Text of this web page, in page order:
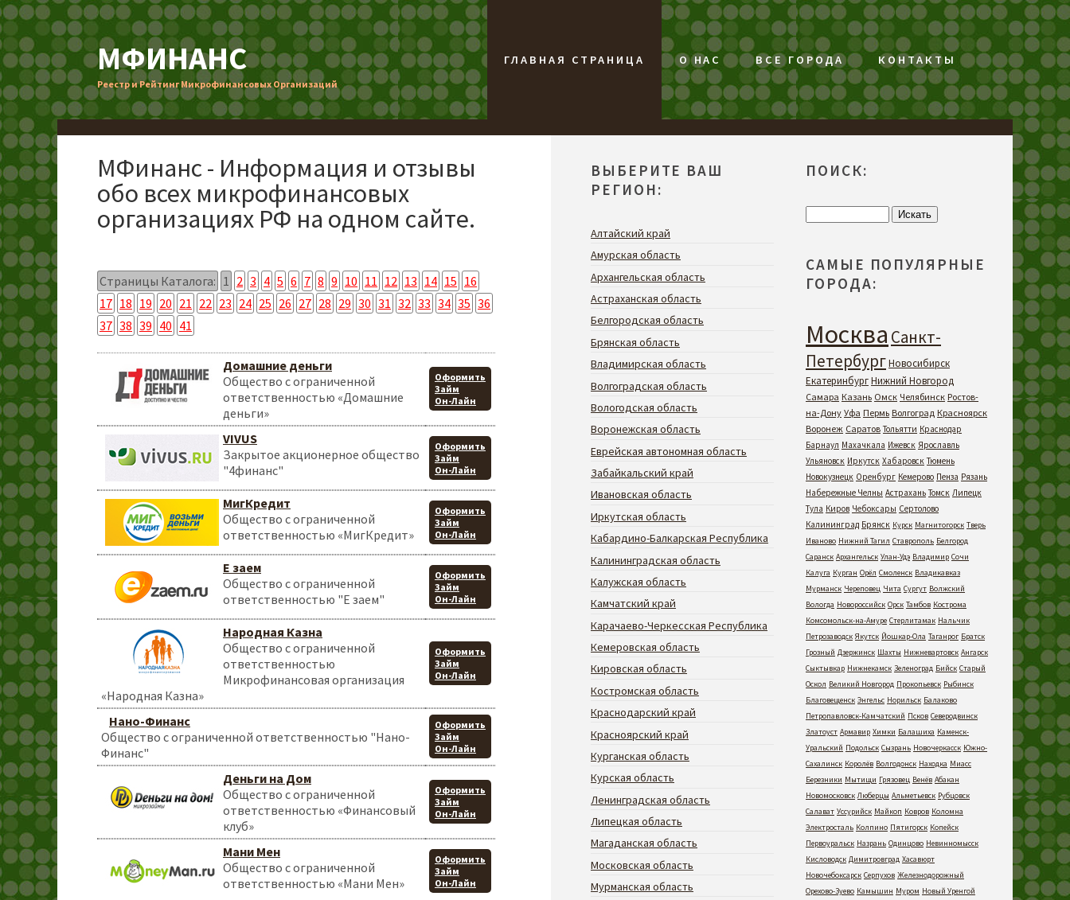
МФИНАНС
Реестр и Рейтинг Микрофинансовых Организаций
ГЛАВНАЯ СТРАНИЦА О НАС ВСЕ ГОРОДА КОНТАКТЫ
МФинанс - Информация и отзывы
обо всех микрофинансовых
организациях РФ на одном сайте.
Страницы Каталога: 1 2 3 4 5 6 7 8 9 10 11 12 13 14 15 16
17 18 19 20 21 22 23 24 25 26 27 28 29 30 31 32 33 34 35 36
37 38 39 40 41
Домашние деньги
Общество с ограниченной
ответственностью «Домашние
деньги»
Оформить
Займ
Он-Лайн
VIVUS
Закрытое акционерное общество
"4финанс"
Оформить
Займ
Он-Лайн
МигКредит
Общество с ограниченной
ответственностью «МигКредит»
Оформить
Займ
Он-Лайн
Е заем
Общество с ограниченной
ответственностью "Е заем"
Оформить
Займ
Он-Лайн
Народная Казна
Общество с ограниченной
ответственностью
Микрофинансовая организация
«Народная Казна»
Оформить
Займ
Он-Лайн
Нано-Финанс
Общество с ограниченной ответственностью "Нано-
Финанс"
Оформить
Займ
Он-Лайн
Деньги на Дом
Общество с ограниченной
ответственностью «Финансовый
клуб»
Оформить
Займ
Он-Лайн
Мани Мен
Общество с ограниченной
ответственностью «Мани Мен»
Оформить
Займ
Он-Лайн
ВЫБЕРИТЕ ВАШ
РЕГИОН:
Алтайский край
Амурская область
Архангельская область
Астраханская область
Белгородская область
Брянская область
Владимирская область
Волгоградская область
Вологодская область
Воронежская область
Еврейская автономная область
Забайкальский край
Ивановская область
Иркутская область
Кабардино-Балкарская Республика
Калининградская область
Калужская область
Камчатский край
Карачаево-Черкесская Республика
Кемеровская область
Кировская область
Костромская область
Краснодарский край
Красноярский край
Курганская область
Курская область
Ленинградская область
Липецкая область
Магаданская область
Московская область
Мурманская область
ПОИСК:
САМЫЕ ПОПУЛЯРНЫЕ
ГОРОДА:
Москва Санкт-
ПетербургНовосибирск
ЕкатеринбургНижний Новгород
Самара Казань Омск Челябинск Ростов-
на-Дону Уфа Пермь Волгоград Красноярск
Воронеж Саратов Тольятти Краснодар
Барнаул Махачкала Ижевск Ярославль
Ульяновск Иркутск Хабаровск Тюмень
Новокузнецк Оренбург Кемерово Пенза Рязань
Набережные Челны Астрахань Томск Липецк
Тула Киров Чебоксары Сертолово
Калининград Брянск Курск Магнитогорск Тверь
Иваново Нижний Тагил Ставрополь Белгород
Саранск Архангельск Улан-Удэ Владимир Сочи
Калуга Курган Орёл Смоленск Владикавказ
Мурманск Череповец Чита Сургут Волжский
Вологда Новороссийск Орск Тамбов Кострома
Комсомольск-на-Амуре Стерлитамак Нальчик
Петрозаводск Якутск Йошкар-Ола Таганрог Братск
Грозный Дзержинск Шахты Нижневартовск Ангарск
Сыктывкар Нижнекамск Зеленоград Бийск Старый
Оскол Великий Новгород Прокопьевск Рыбинск
Благовещенск Энгельс Норильск Балаково
Петропавловск-Камчатский Псков Северодвинск
Златоуст Армавир Химки Балашиха Каменск-
Уральский Подольск Сызрань Новочеркасск Южно-
Сахалинск Королёв Волгодонск Находка Миасс
Березники Мытищи Грязовец Венёв Абакан
Новомосковск Люберцы Альметьевск Рубцовск
Салават Уссурийск Майкоп Ковров Коломна
Электросталь Колпино Пятигорск Копейск
Первоуральск Назрань Одинцово Невинномысск
Кисловодск Димитровград Хасавюрт
Новочебоксарск Серпухов Железнодорожный
Орехово-Зуево Камышин Муром Новый Уренгой